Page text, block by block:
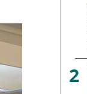
2